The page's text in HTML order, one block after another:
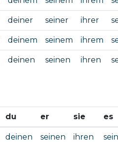
deiner seiner ihrer
deinem seinem ihrem
deinen seinen ihren
du er sie es
deinen seinen ihren